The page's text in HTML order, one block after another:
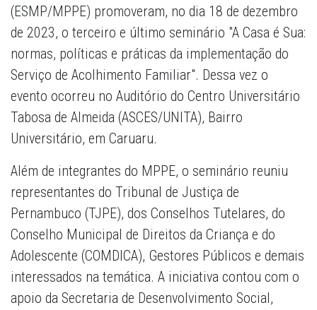
(ESMP/MPPE) promoveram, no dia 18 de dezembro
de 2023, o terceiro e último seminário "A Casa é Sua:
normas, políticas e práticas da implementação do
Serviço de Acolhimento Familiar". Dessa vez o
evento ocorreu no Auditório do Centro Universitário
Tabosa de Almeida (ASCES/UNITA), Bairro
Universitário, em Caruaru.
Além de integrantes do MPPE, o seminário reuniu
representantes do Tribunal de Justiça de
Pernambuco (TJPE), dos Conselhos Tutelares, do
Conselho Municipal de Direitos da Criança e do
Adolescente (COMDICA), Gestores Públicos e demais
interessados na temática. A iniciativa contou com o
apoio da Secretaria de Desenvolvimento Social,